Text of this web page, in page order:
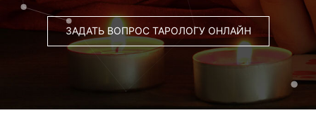
ЗАДАТЬ ВОПРОС ТАРОЛОГУ ОНЛАЙН